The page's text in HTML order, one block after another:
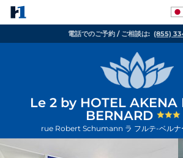
電話でのご予約 / ご相談は: (855)
Le 2 by HOTEL AKENA
BERNARD
rue Robert Schumann ラ フルテ-ベルナ